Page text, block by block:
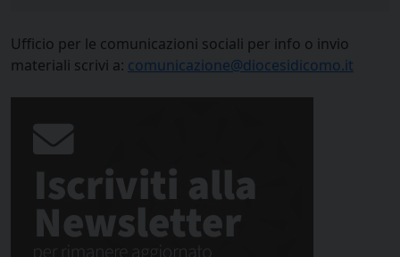
Ufficio per le comunicazioni sociali per info o invio
materiali scrivi a: comunicazione@diocesidicomo.it